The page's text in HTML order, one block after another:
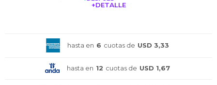
+DETALLE
hasta en 6 cuotas de USD 3,33
hasta en 12 cuotas de USD 1,67